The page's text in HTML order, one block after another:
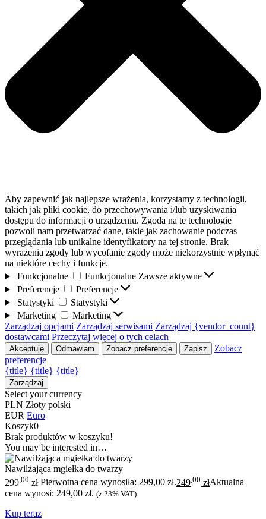
Aby zapewnić jak najlepsze wrażenia, korzystamy z technologii,
takich jak pliki cookie, do przechowywania i/lub uzyskiwania
dostępu do informacji o urządzeniu. Zgoda na te technologie
pozwoli nam przetwarzać dane, takie jak zachowanie podczas
przeglądania lub unikalne identyfikatory na tej stronie. Brak
wyrażenia zgody lub wycofanie zgody może niekorzystnie wpłynąć
na niektóre cechy i funkcje.
Funkcjonalne
Funkcjonalne Zawsze aktywne
Preferencje
Preferencje
Statystyki
Statystyki
Marketing
Marketing
Zarządzaj opcjami Zarządzaj serwisami Zarządzaj {vendor_count}
dostawcami Przeczytaj więcej o tych celach
Akceptuję Odmawiam Zobacz preferencje Zapisz
Zobacz
preferencje
{title} {title} {title}
Zarządzaj
Select your currency
PLN Złoty polski
EUR Euro
Koszyk0
Brak produktów w koszyku!
You may be interested in…
Nawilżająca mgiełka do twarzy
299,00 zł Pierwotna cena wynosiła: 299,00 zł.249 ,00 złAktualna
cena wynosi: 249,00 zł. (z 23% VAT)
Kup teraz